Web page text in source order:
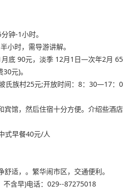
钟-1小时。
小时，需导游讲解。
底 90元，淡季 12月1日—次年2月
元)。
氏族村25元;开放时间：8：30—17：
宾馆，然后住宿十分方便。介绍些酒
式早餐40元/人
适，。繁华闹市区，交通便利。
含早)电话：029--87275018